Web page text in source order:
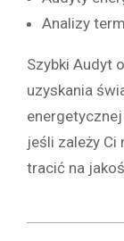
Analizy
Szybki Audyt
uzyskania
jeśli zależy Ci
tracić na